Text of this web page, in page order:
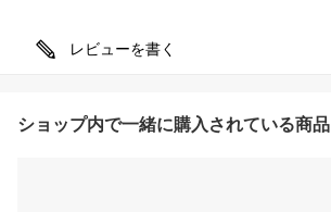
レビューを書く
ショップ内で一緒に購入されている商品